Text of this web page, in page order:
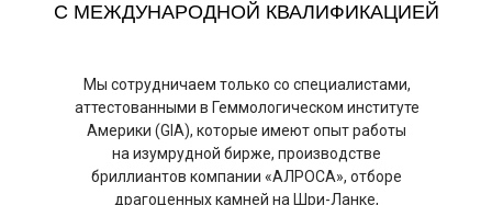
С МЕЖДУНАРОДНОЙ КВАЛИФИКАЦИЕЙ
Мы сотрудничаем только со специалистами,
аттестованными в Геммологическом институте
Америки (GIA), которые имеют опыт работы
на изумрудной бирже, производстве
бриллиантов компании «АЛРОСА», отборе
драгоценных камней на Шри-Ланке,